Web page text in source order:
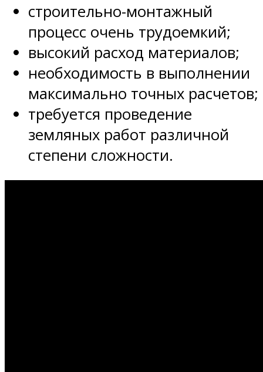
строительно-монтажный
процесс очень трудоемкий;
высокий расход материалов;
необходимость в выполнении
максимально точных расчетов;
требуется проведение
земляных работ различной
степени сложности.